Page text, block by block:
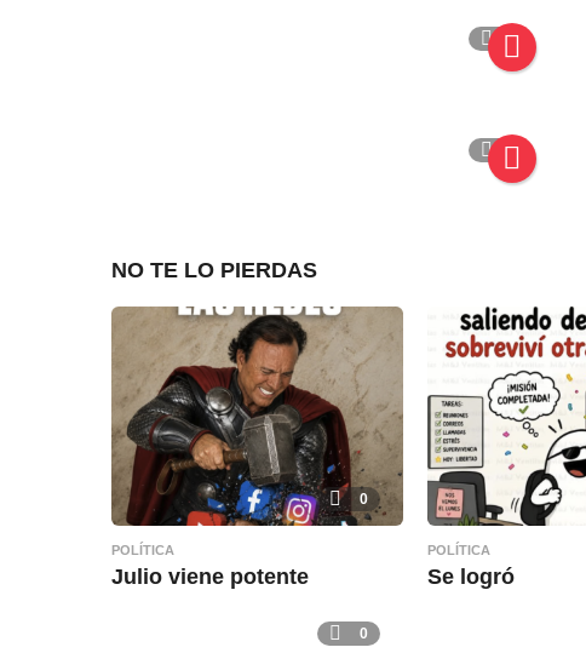
1
1
NO TE LO PIERDAS
0
POLÍTICA
Julio viene potente
POLÍTICA
Se logró
0